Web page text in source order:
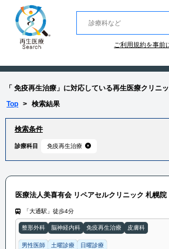
ご利用規約を事前
「 免疫再生治療」に対応している再生医療クリニ
Top > 検索結果
検索条件
診療科目 免疫再生治療
医療法人美喜有会 リペアセルクリニック 札幌院
「大通駅」徒歩4分
整形外科 脳神経内科 免疫再生治療 皮膚科
男性医師 土曜診療 日曜診療